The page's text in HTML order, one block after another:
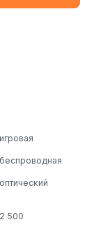
игровая
беспроводная
оптический
2 500